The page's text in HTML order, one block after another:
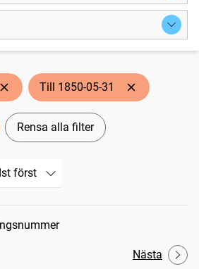
Till 1850-05-31
Rensa alla filter
Nästa